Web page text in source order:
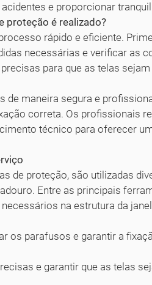
e proporcionar
proteção é realizado?
rápido e eficiente.
necessárias e verificar as
para que as telas
de maneira segura e
correta. Os profissionais
técnico para oferecer
de proteção, são utilizadas
Entre as principais
na estrutura da
os parafusos e garantir a
e garantir que as telas